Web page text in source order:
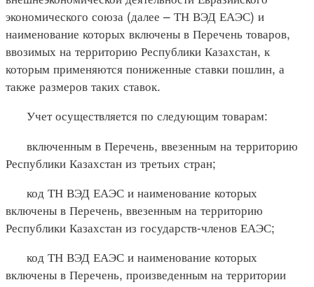
экономического союза (далее – ТН ВЭД ЕАЭС) и
наименование которых включены в Перечень товаров,
ввозимых на территорию Республики Казахстан, к
которым применяются пониженные ставки пошлин, а
также размеров таких ставок.
Учет осуществляется по следующим товарам:
включенным в Перечень, ввезенным на территорию
Республики Казахстан из третьих стран;
код ТН ВЭД ЕАЭС и наименование которых
включены в Перечень, ввезенным на территорию
Республики Казахстан из государств-членов ЕАЭС;
код ТН ВЭД ЕАЭС и наименование которых
включены в Перечень, произведенным на территории